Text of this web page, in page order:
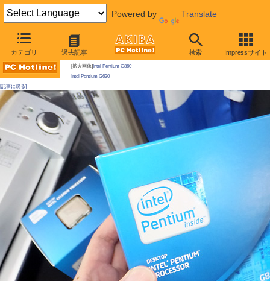
Powered by Translate
カテゴリ 過去記事 検索 Impressサイト
AKIBA PC Hotline!
今週見つけた新製品：CPU
[拡大画像] Intel Pentium G860
Intel Pentium G630
[記事に戻る]